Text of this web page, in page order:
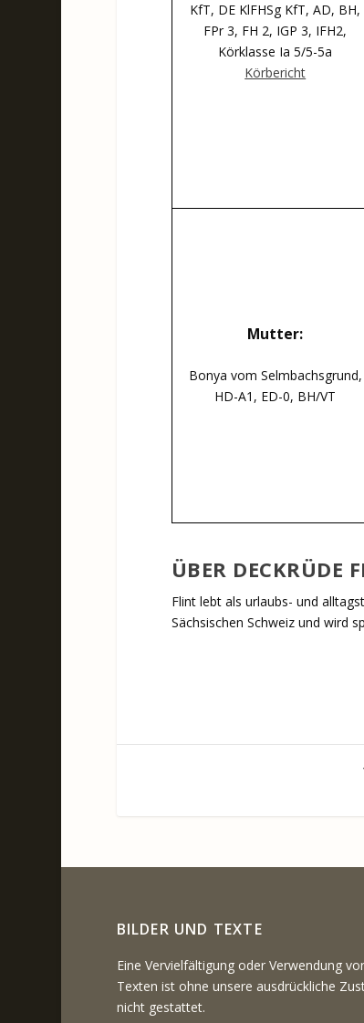
KfT, DE KlFHSg KfT, AD, BH,
FPr 3, FH 2, IGP 3, IFH2,
Körklasse Ia 5/5-5a
Körbericht
Mutter:
Bonya vom Selmbachsgrund,
HD-A1, ED-0, BH/VT
ÜBER DECKRÜDE
Flint lebt als urlaubs- und
Sächsischen Schweiz und wird
BILDER UND TEXTE
Eine Vervielfältigung oder Verwendung
Texten ist ohne unsere ausdrückliche
nicht gestattet.